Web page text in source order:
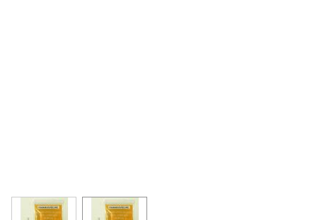
View larger imageView larger image